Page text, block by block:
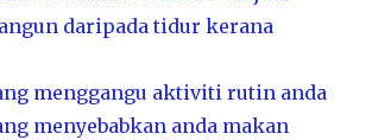
daripada tidur kerana
menggangu aktiviti rutin anda
menyebabkan anda makan